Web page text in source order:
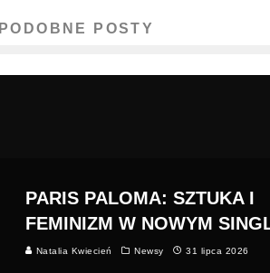
PODOBNE POSTY
PARIS PALOMA: SZTUKA I
FEMINIZM W NOWYM
Natalia Kwiecień Newsy 31 lipca 2026